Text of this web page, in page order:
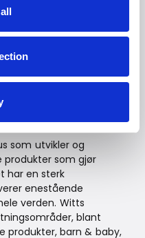
PFOS og PFOA
JWPAS B.210-
som utvikler og
produkter som gjør
har en sterk
enestående
verden. Witts
blant
produkter, barn & baby,